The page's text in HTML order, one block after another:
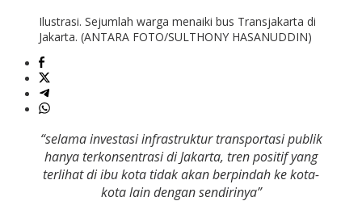
Ilustrasi. Sejumlah warga menaiki bus Transjakarta di
Jakarta. (ANTARA FOTO/SULTHONY HASANUDDIN)
“selama investasi infrastruktur transportasi publik
hanya terkonsentrasi di Jakarta, tren positif yang
terlihat di ibu kota tidak akan berpindah ke kota-
kota lain dengan sendirinya”